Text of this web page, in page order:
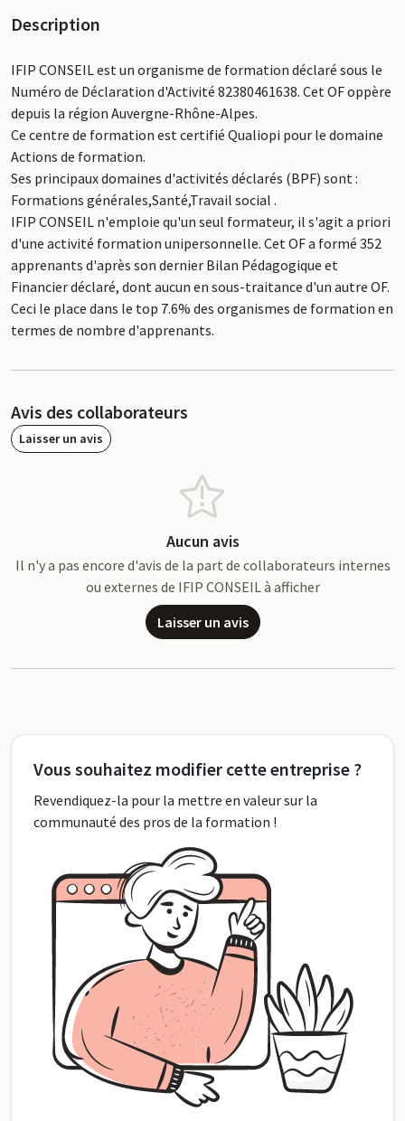
Description
IFIP CONSEIL est un organisme de formation déclaré sous le
Numéro de Déclaration d'Activité 82380461638. Cet OF oppère
depuis la région Auvergne-Rhône-Alpes.
Ce centre de formation est certifié Qualiopi pour le domaine
Actions de formation.
Ses principaux domaines d'activités déclarés (BPF) sont :
Formations générales,Santé,Travail social .
IFIP CONSEIL n'emploie qu'un seul formateur, il s'agit a priori
d'une activité formation unipersonnelle. Cet OF a formé 352
apprenants d'après son dernier Bilan Pédagogique et
Financier déclaré, dont aucun en sous-traitance d'un autre OF.
Ceci le place dans le top 7.6% des organismes de formation en
termes de nombre d'apprenants.
Avis des collaborateurs
Laisser un avis
Aucun avis
Il n'y a pas encore d'avis de la part de collaborateurs internes
ou externes de IFIP CONSEIL à afficher
Laisser un avis
Vous souhaitez modifier cette entreprise ?
Revendiquez-la pour la mettre en valeur sur la
communauté des pros de la formation !